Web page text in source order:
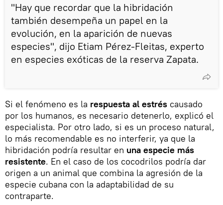
"Hay que recordar que la hibridación
también desempeña un papel en la
evolución, en la aparición de nuevas
especies", dijo Etiam Pérez-Fleitas, experto
en especies exóticas de la reserva Zapata.
Si el fenómeno es la respuesta al estrés causado
por los humanos, es necesario detenerlo, explicó el
especialista. Por otro lado, si es un proceso natural,
lo más recomendable es no interferir, ya que la
hibridación podría resultar en una especie más
resistente. En el caso de los cocodrilos podría dar
origen a un animal que combina la agresión de la
especie cubana con la adaptabilidad de su
contraparte.